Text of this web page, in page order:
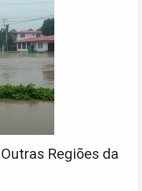
Regiões da